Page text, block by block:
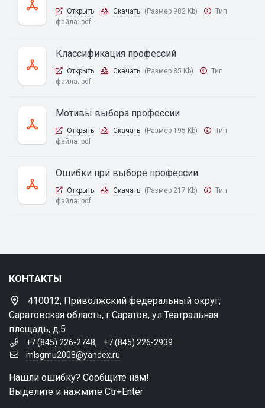
Открыть Скачать (Размер 982 Kb)
Тип
файла: pdf
Классификация профессий
Открыть Скачать (Размер 85 Kb)
Тип
файла: pdf
Мотивы выбора профессии
Открыть Скачать (Размер 195 Kb)
Тип
файла: pdf
Ошибки при выборе профессии
Открыть Скачать (Размер 217 Kb)
Тип
файла: pdf
КОНТАКТЫ
410012, Приволжский федеральный округ,
Саратовская область, г.Саратов, ул.Театральная
площадь, д.5
+7 (845) 226-2748,
+7 (845) 226-2939
mlsgmu2008@yandex.ru
Нашли ошибку? Сообщите нам!
Выделите и нажмите Ctr+Enter